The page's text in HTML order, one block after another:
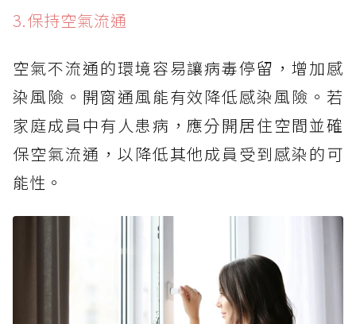
3.保持空氣流通
空氣不流通的環境容易讓病毒停留，增加感
染風險。開窗通風能有效降低感染風險。若
家庭成員中有人患病，應分開居住空間並確
保空氣流通，以降低其他成員受到感染的可
能性。